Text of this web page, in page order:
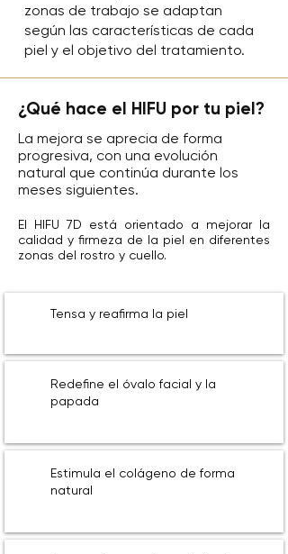
zonas de trabajo se adaptan
según las características de cada
piel y el objetivo del tratamiento.
¿Qué hace el HIFU por tu piel?
La mejora se aprecia de forma
progresiva, con una evolución
natural que continúa durante los
meses siguientes.
El HIFU 7D está orientado a mejorar la
calidad y firmeza de la piel en diferentes
zonas del rostro y cuello.
Tensa y reafirma la piel
Redefine el óvalo facial y la
papada
Estimula el colágeno de forma
natural